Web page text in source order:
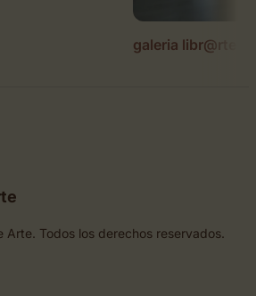
galeria libr@rte
Todos los derechos reservados.